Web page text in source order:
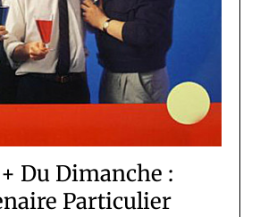
Du Dimanche :
Particulier